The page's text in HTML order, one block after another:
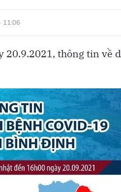
11:06
20.9.2021, thông tin